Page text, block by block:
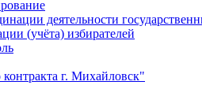
деятельности
(учёта) избирателей
контракта г. Михайловск"